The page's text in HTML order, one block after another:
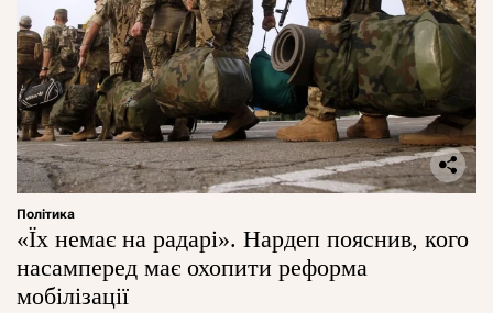
Політика
«Їх немає на радарі». Нардеп пояснив, кого
насамперед має охопити реформа
мобілізації